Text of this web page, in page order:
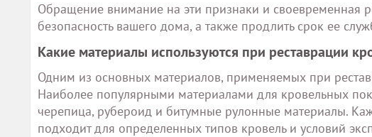
Обращение внимание на эти признаки и своевременная
безопасность вашего дома, а также продлить срок ее
Какие материалы используются при реставрации
Одним из основных материалов, применяемых при
Наиболее популярными материалами для кровельных
черепица, рубероид и битумные рулонные материалы.
подходит для определенных типов кровель и условий